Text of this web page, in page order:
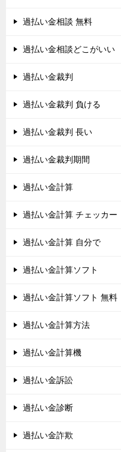
過払い金相談 無料
過払い金相談どこがいい
過払い金裁判
過払い金裁判 負ける
過払い金裁判 長い
過払い金裁判期間
過払い金計算
過払い金計算 チェッカー
過払い金計算 自分で
過払い金計算ソフト
過払い金計算ソフト 無料
過払い金計算方法
過払い金計算機
過払い金訴訟
過払い金診断
過払い金詐欺